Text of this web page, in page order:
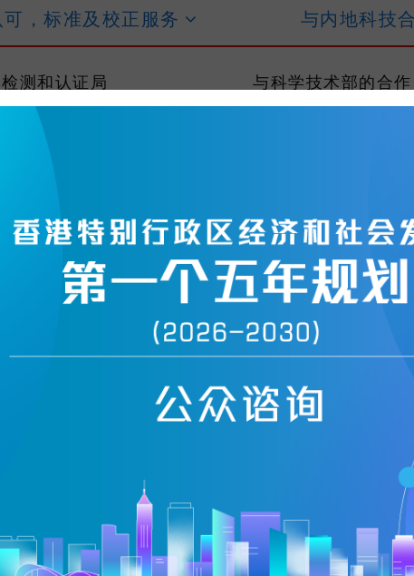
可，标准及校正服务
测和认证局
认可处
相关服务
文件售卖服务
及校正实验所校正服务
与内地科技合
与科学技术部的合作
与中国科学院的合作
与中国科学技术协会
与省市的合作
正接受香港申请的
相关网页
技研究支援计划」现已开始接受第二轮申请，欢迎合资格
申请。有关详情载于